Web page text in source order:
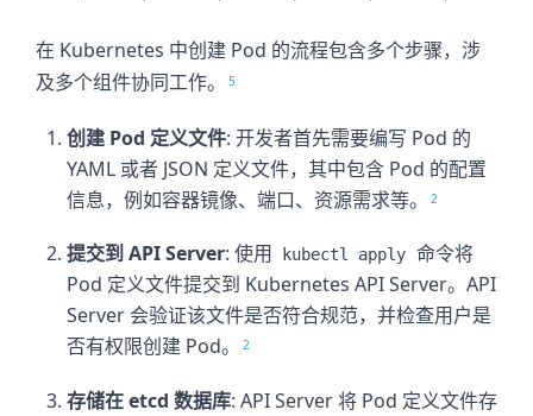
在 Kubernetes 中创建 Pod 的流程包含多个步骤，涉
及多个组件协同工作。
5
创建 Pod 定义文件: 开发者首先需要编写 Pod 的
YAML 或者 JSON 定义文件，其中包含 Pod 的配置
信息，例如容器镜像、端口、资源需求等。
2
提交到 API Server: 使用 kubectl apply 命令将
Pod 定义文件提交到 Kubernetes API Server。API
Server 会验证该文件是否符合规范，并检查用户是
否有权限创建 Pod。
2
存储在 etcd 数据库: API Server 将 Pod 定义文件存